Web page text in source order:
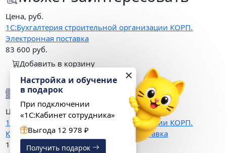
Цена, руб.
1С:Бухгалтерия строительной организации КОРП.
Электронная поставка
83 600 руб.
Добавить в корзину
Варианты поставки
Цена, руб.
1С:Бухгалтерия строительной организации КОРП.
Клиентская лицензия на 1 р.м. Эл. поставка
15 600руб.
✕
Настройка и обучение
в подарок
При подключении
«1С:Кабинет сотрудника»
Выгода 12 978 ₽
Получить подарок